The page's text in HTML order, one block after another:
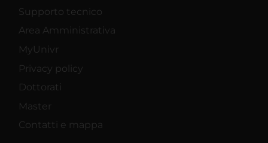
Supporto tecnico
Area Amministrativa
MyUnivr
Privacy policy
Dottorati
Master
Contatti e mappa